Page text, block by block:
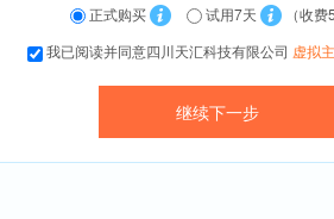
正式购买 试用7天
（收费
我已阅读并同意四川天汇科技有限公司 虚拟